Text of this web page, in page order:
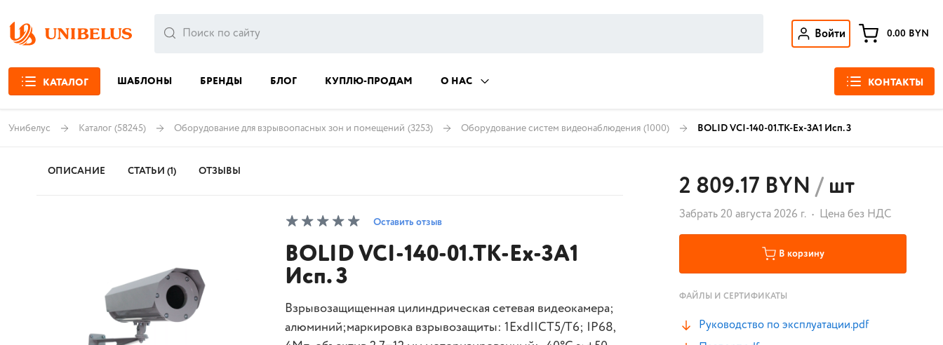
Войти 0.00 BYN
КАТАЛОГ ШАБЛОНЫ БРЕНДЫ БЛОГ КУПЛЮ-ПРОДАМ О НАС КОНТАКТЫ
Унибелус Каталог (58245) Оборудование для взрывоопасных зон и помещений (3253) Оборудование систем видеонаблюдения (1000) BOLID VCI-140-01.TK-Ex-3A1 Исп. 3
ОПИСАНИЕ СТАТЬИ (1) ОТЗЫВЫ
Оставить отзыв
BOLID VCI-140-01.TK-Ex-3A1
Исп. 3
Взрывозащищенная цилиндрическая сетевая видеокамера;
алюминий;маркировка взрывозащиты: 1ExdIICT5/Т6; IP68,
2 809.17 BYN/шт
Забрать 20 августа 2026 г. Цена без НДС
В корзину
ФАЙЛЫ И СЕРТИФИКАТЫ
Руководство по эксплуатации.pdf